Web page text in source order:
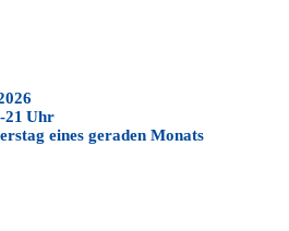
21 Uhr
eines geraden Monats